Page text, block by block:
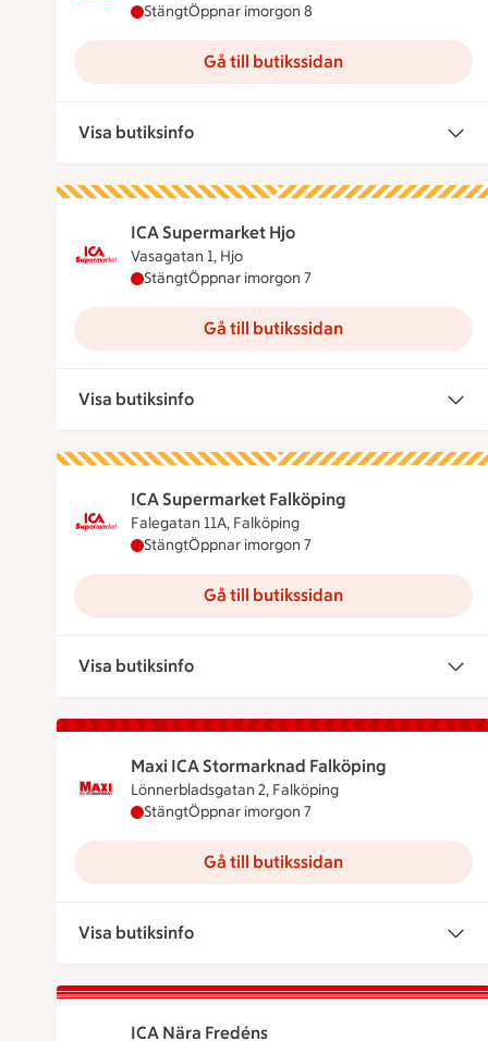
ICA Kvantum Tidaholm har stängt idag,
StängtÖppnar imorgon 8
Gå till butikssidan
Visa butiksinfo
ICA Supermarket Hjo
Vasagatan 1, Hjo
ICA Supermarket Hjo har stängt idag, öppnar
StängtÖppnar imorgon 7
Gå till butikssidan
Visa butiksinfo
ICA Supermarket Falköping
Falegatan 11A, Falköping
ICA Supermarket Falköping har stängt idag,
StängtÖppnar imorgon 7
Gå till butikssidan
Visa butiksinfo
Maxi ICA Stormarknad Falköping
Lönnerbladsgatan 2, Falköping
Maxi ICA Stormarknad Falköping har stängt
StängtÖppnar imorgon 7
Gå till butikssidan
Visa butiksinfo
ICA Nära Fredéns